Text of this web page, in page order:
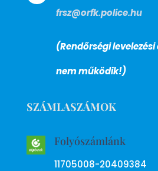
frsz@orfk.police.hu
(Rendőrségi
nem működik!)
SZÁMLASZÁMOK
Folyószámlánk
11705008-20409384